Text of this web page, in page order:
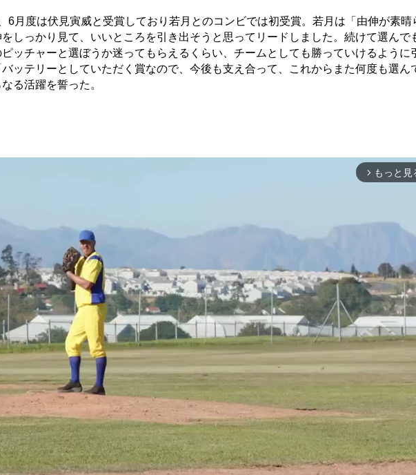
月度は伏見寅威と受賞しており若月とのコンビでは初受賞。若月は「由伸が素晴
しっかり見て、いいところを引き出そうと思ってリードしました。続けて選んで
ッチャーと選ぼうか迷ってもらえるくらい、チームとしても勝っていけるように
ッテリーとしていただく賞なので、今後も支え合って、これからまた何度も選ん
る活躍を誓った。
arrow_forward_ios もっと見